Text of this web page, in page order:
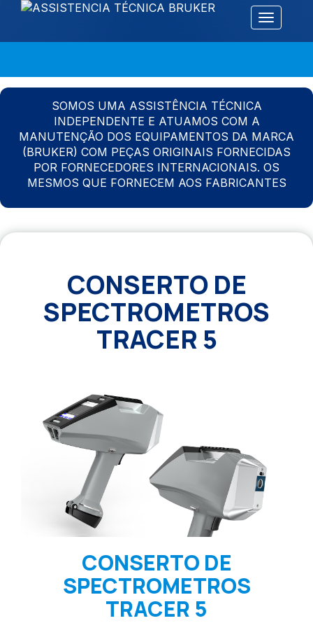
Alternar
SOMOS UMA ASSISTÊNCIA TÉCNICA
INDEPENDENTE E ATUAMOS COM A
MANUTENÇÃO DOS EQUIPAMENTOS DA MARCA
(BRUKER) COM PEÇAS ORIGINAIS FORNECIDAS
POR FORNECEDORES INTERNACIONAIS. OS
MESMOS QUE FORNECEM AOS FABRICANTES
CONSERTO DE
SPECTROMETROS
TRACER 5
CONSERTO DE
SPECTROMETROS
TRACER 5